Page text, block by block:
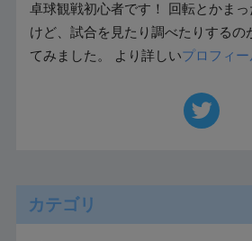
卓球観戦初心者です！ 回転とかま
けど、試合を見たり調べたりするの
てみました。 より詳しいプロフィー
カテゴリ